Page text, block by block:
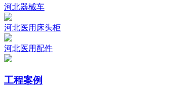
河北器械车
河北医用床头柜
河北医用配件
工程案例